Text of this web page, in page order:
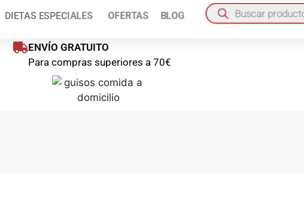
Pídelo aquí
ENVÍO GRATUITO
Para compras superiores a 70€
DIETAS ESPECIALES OFERTAS BLOG